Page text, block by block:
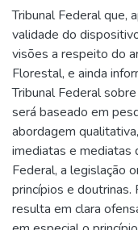
Tribunal Federal que,
validade do
visões a respeito do
Florestal, e ainda
Tribunal Federal
será baseado em
abordagem
imediatas e mediatas
Federal, a legislação
princípios e
resulta em clara